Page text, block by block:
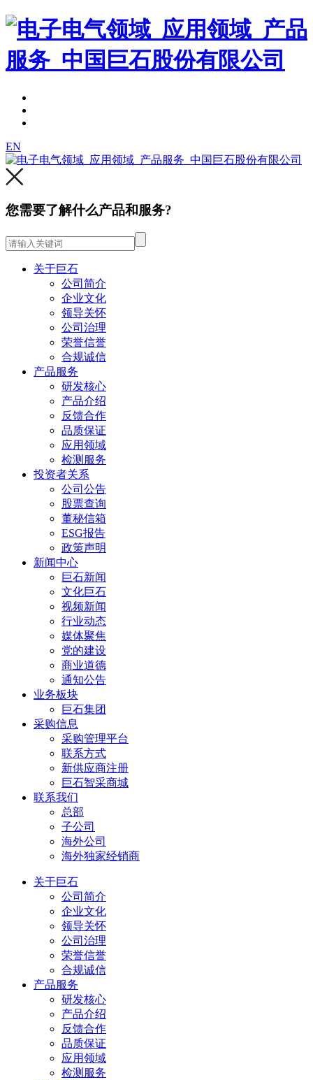
EN
您需要了解什么产品和服务?
关于巨石
公司简介
企业文化
领导关怀
公司治理
荣誉信誉
合规诚信
产品服务
研发核心
产品介绍
反馈合作
品质保证
应用领域
检测服务
投资者关系
公司公告
股票查询
董秘信箱
ESG报告
政策声明
新闻中心
巨石新闻
文化巨石
视频新闻
行业动态
媒体聚焦
党的建设
商业道德
通知公告
业务板块
巨石集团
采购信息
采购管理平台
联系方式
新供应商注册
巨石智采商城
联系我们
总部
子公司
海外公司
海外独家经销商
关于巨石
公司简介
企业文化
领导关怀
公司治理
荣誉信誉
合规诚信
产品服务
研发核心
产品介绍
反馈合作
品质保证
应用领域
检测服务